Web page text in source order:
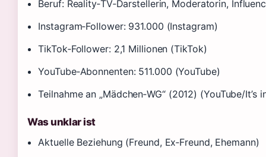
Beruf: Reality‑TV‑Darstellerin, Moderatorin,
Instagram‑Follower: 931.000 (Instagram)
TikTok‑Follower: 2,1 Millionen (TikTok)
YouTube‑Abonnenten: 511.000 (YouTube)
Teilnahme an „Mädchen‑WG“ (2012) (YouTube/It’s
Was unklar ist
Aktuelle Beziehung (Freund, Ex‑Freund, Ehemann)